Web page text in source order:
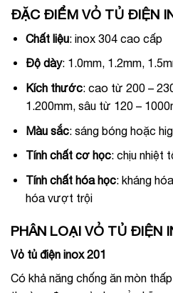
ĐẶC ĐIỂM VỎ TỦ ĐIỆN
Chất liệu: inox 304 cao cấp
Độ dày: 1.0mm, 1.2mm,
Kích thước: cao từ 200 –
1.200mm, sâu từ 120 –
Màu sắc: sáng bóng hoặc
Tính chất cơ học: chịu nhiệt
Tính chất hóa học: kháng
hóa vượt trội
PHÂN LOẠI VỎ TỦ ĐIỆN
Vỏ tủ điện inox 201
Có khả năng chống ăn mòn